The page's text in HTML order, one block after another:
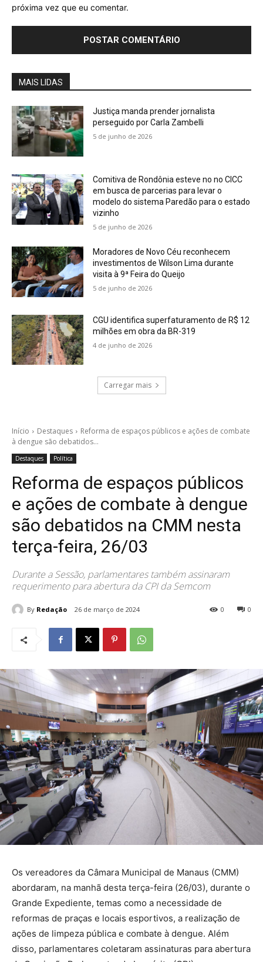
próxima vez que eu comentar.
MAIS LIDAS
Justiça manda prender jornalista
perseguido por Carla Zambelli
5 de junho de 2026
Comitiva de Rondônia esteve no no CICC
em busca de parcerias para levar o
modelo do sistema Paredão para o estado
vizinho
5 de junho de 2026
Moradores de Novo Céu reconhecem
investimentos de Wilson Lima durante
visita à 9ª Feira do Queijo
5 de junho de 2026
CGU identifica superfaturamento de R$ 12
milhões em obra da BR-319
4 de junho de 2026
Carregar mais